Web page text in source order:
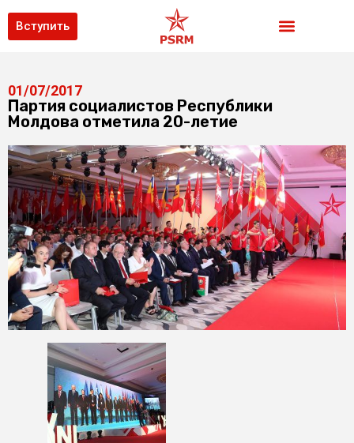
Вступить
01/07/2017
Партия социалистов Республики
Молдова отметила 20-летие